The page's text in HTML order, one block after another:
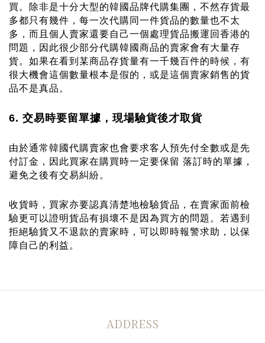
買。除非是十分大型的韓國品牌代購集團，不然存貨最
多都只有幾件，每一次代購同一件貨品的數量也不太
多，而且個人賣家還要自己一個處理貨品搬運回香港的
問題，因此很少部分代購韓國商品的賣家會有大量存
貨。如果在看到某商品存貨量有一千幾百件的時候，有
很大機會這個數量根本是假的，或是這個賣家銷售的貨
品不是真品。
6. 交易時要留單據，現場驗貨後才取貨
由於通常韓國代購賣家也會要求客人預先付全數或是先
付訂金，因此買家在購買時一定要保留 落訂時的單據，
避免之後有交易糾紛。
收貨時，買家亦要認真清楚地檢驗貨品，在賣家面前檢
驗更可以證明貨品有損壞不是因為買方的問題。若遇到
拒絕驗貨又不退款的賣家時，可以即時報警求助，以保
障自己的利益。
ADDRESS